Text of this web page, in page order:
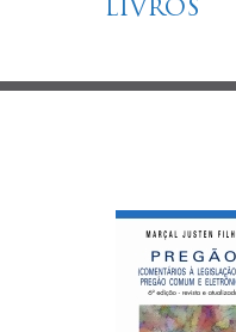
LIVROS